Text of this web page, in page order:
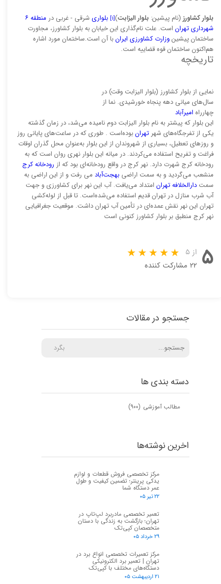
بلوار کشاورز (نام پیشین: بلوار الیزابت)[۱] بلواری شرقی - غربی در
منطقه ۶
شهرداری تهران است. علت نام‌گذاری این خیابان به بلوار کشاورز، مجاورت
ساختمان پیشینوزارت کشاورزی ایرانبا آن است.ساختمان مورد اشاره
هم‌اکنون ساختمان قوه قضاییه است.
تاریخچه
نمایی از بلوار کشاورز (بلوار الیزابت وقت) در
سال‌های میانی دهه پنجاه خورشیدی. نما از
چهارراه امیرآباد
این بلوار که پیشتر به نام بلوار الیزابت دوم نامیده می‌شد، در زمان گذشته
یکی از تفرجگاه‌های شهر تهرانبوده‌است . طوری که در ساعت‌های پایانی روز
و روزهای تعطیل، بسیاری از شهروندان از این بلوار به‌عنوان محل گذران اوقات
فراغت و تفریح استفاده می‌کردند. در میانه این بلوار نهری روان است که به
رودخانه کرج شهرت دارد. نهر کرج در واقع رودخانه‌ای بود که از رودخانه کرج
منشعب می‌گردید و به سمت اراضی بهجت‌آباد می رفت و از این اراضی به
سمت دارالخلافه تهران امتداد می‌یافت. آب این نهر برای کشاورزی و جهت
آب شرب منازل در تهران قدیم استفاده می‌شده‌است. تا قبل از لوله‌کشی
تهران این نهر نقش عمده‌ای در تأمین آب تهران داشت. موقعیت جغرافیایی
نهر کرج منطبق بر بلوار کشاورز کنونی است
۵ از ۵
۲۲ مشارکت کننده
دسته بندی ها
مطالب آموزشی (۹۰۰)
جستجو در مقالات
بگرد
اخرین نوشته‌ها
مرکز تخصصی فروش قطعات و لوازم
یدکی پرینتر؛ تضمین کیفیت و طول
عمر دستگاه شما
۲۲ تیر ۰۵
تعمیر تخصصی مادربرد لپ‌تاپ در
تهران؛ بازگشت به زندگی با دستان
متخصصان کپی‌تک
۲۹ خرداد ۰۵
مرکز تعمیرات تخصصی انواع برد در
تهران | تعمیر برد الکترونیکی
دستگاه‌های مختلف با کپی‌تک
۲۱ اردیبهشت ۰۵